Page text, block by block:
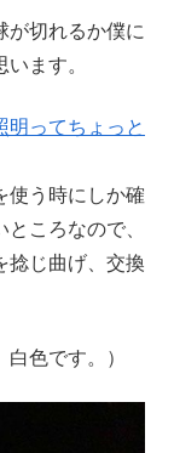
が切れるか僕に
ます。
明ってちょっと
使う時にしか確
ころなので、
捻じ曲げ、交換
色です。）